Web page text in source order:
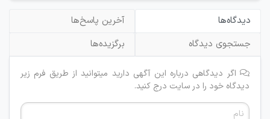
دیدگاه‌ها
آخرین پاسخ‌ها
جستجوی دیدگاه
برگزیده‌ها
اگر دیدگاهی درباره این آگهی دارید میتوانید از طریق فرم زیر
دیدگاه خود را در سایت درج کنید.